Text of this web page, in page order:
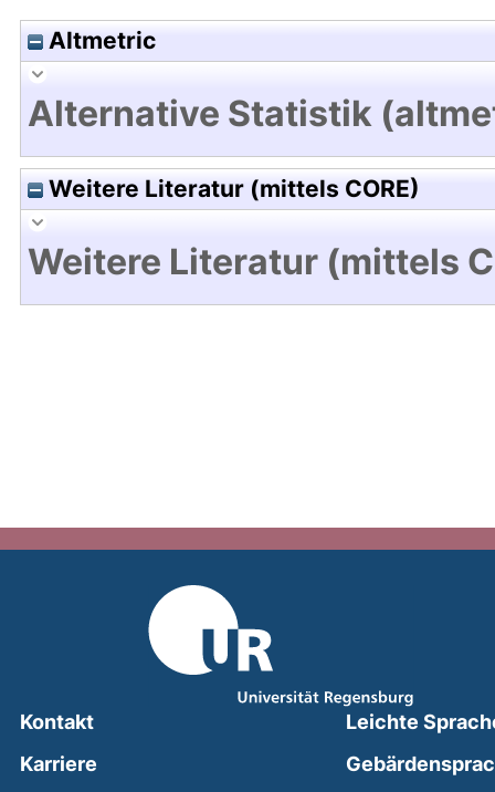
Altmetric
Alternative Statistik
Weitere Literatur (mittels CORE)
Weitere Literatur (mittels
Kontakt
Karriere
Leichte